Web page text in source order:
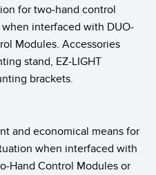
de Haz Ancho
for two-hand control
interfaced with DUO-
Modules. Accessories
stand, EZ-LIGHT
brackets.
and economical means for
when interfaced with
Hand Control Modules or